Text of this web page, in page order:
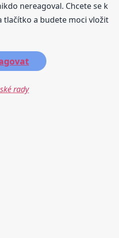
nereagoval. Chcete se k
tlačítko a budete moci vložit
rady